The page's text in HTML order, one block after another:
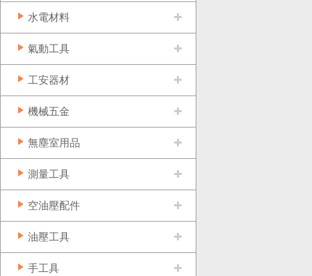
水電材料
氣動工具
工安器材
機械五金
無塵室用品
測量工具
空油壓配件
油壓工具
手工具